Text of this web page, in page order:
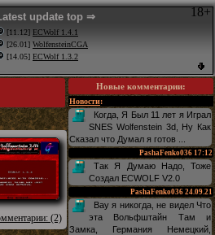
18+
update top ⇒
[11.12] ECWolf 1.4.1
[26.01] WolfensteinCGA
[14.05] ECWolf 1.3.2
(2)
Новые комментарии:
Новости:
Когда, Я Был 11 лет я Играл
SNES Wolfenstein 3d, Ну Как
Сказал что Думал я готов ...
PashaFenko036 17:12
Так Я Думаю Надо, Тоже
Создал ECWOLF V2.0
PashaFenko036 24.09.21
Вау я никогда, не видел Что
эта Вольфштайн Там и
Замка, Германия Немецкий,